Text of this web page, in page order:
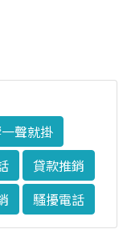
聲就掛
貸款推銷
騷擾電話